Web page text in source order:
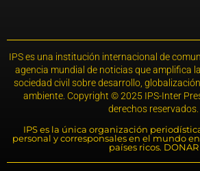
IPS es una institución internacional de
agencia mundial de noticias que amplifica
sociedad civil sobre desarrollo,
ambiente. Copyright © 2025 IPS-Inter
derechos reservados.
IPS es la única organización
personal y corresponsales en el mundo
países ricos. DONAR